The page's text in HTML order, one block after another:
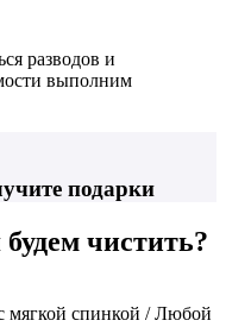
разводов и
выполним
подарки
будем чистить?